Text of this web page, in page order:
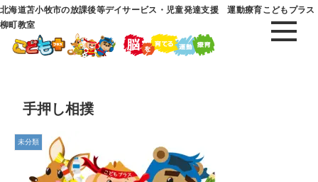
北海道苫小牧市の放課後等デイサービス・児童発達支援 運動療育こどもプラス
柳町教室
手押し相撲
未分類